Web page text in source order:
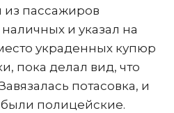
пассажиров
и указал на
украденных купюр
пока делал вид, что
потасовка, и
полицейские.